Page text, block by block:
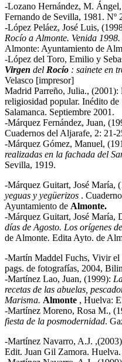
-Lozano Hernández, M.
Fernando de Sevilla, 1981. Nº
-López Peláez, José Luis,
Rocío a Almonte. Venida 1998.
Almonte: Ayuntamiento de
-López del Toro, Emilio y
Virgen del Rocío : sainete en
Velasco [impresor]
Madrid Parreño, Julia.,
religiosidad popular. Inédito de
Salamanca. Septiembre 2001.
-Márquez Fernández, Juan,
Cuadernos del Aljarafe, 2: 21-
-Márquez Gómez, Manuel,
realizadas en la fachada del
Sevilla, 1919.
-Márquez Guitart, José María,
yeguas y yegüerizos .
Ayuntamiento de Almonte.
-Márquez Guitart, José María,
días de Agosto. Los orígenes
de Almonte. Edita Ayto. de
-Martín Maddel Fuchs, Vivir
pags. de fotografías, 2004,
-Martínez Lao, Juan, (1999):
recetas de las abuelas,
Marisma. Almonte , Huelva:
-Martínez Moreno, Rosa M.,
fiesta de la posmodernidad.
-Martínez Navarro, A.J.
Edit. Juan Gil Zamora. Huelva.